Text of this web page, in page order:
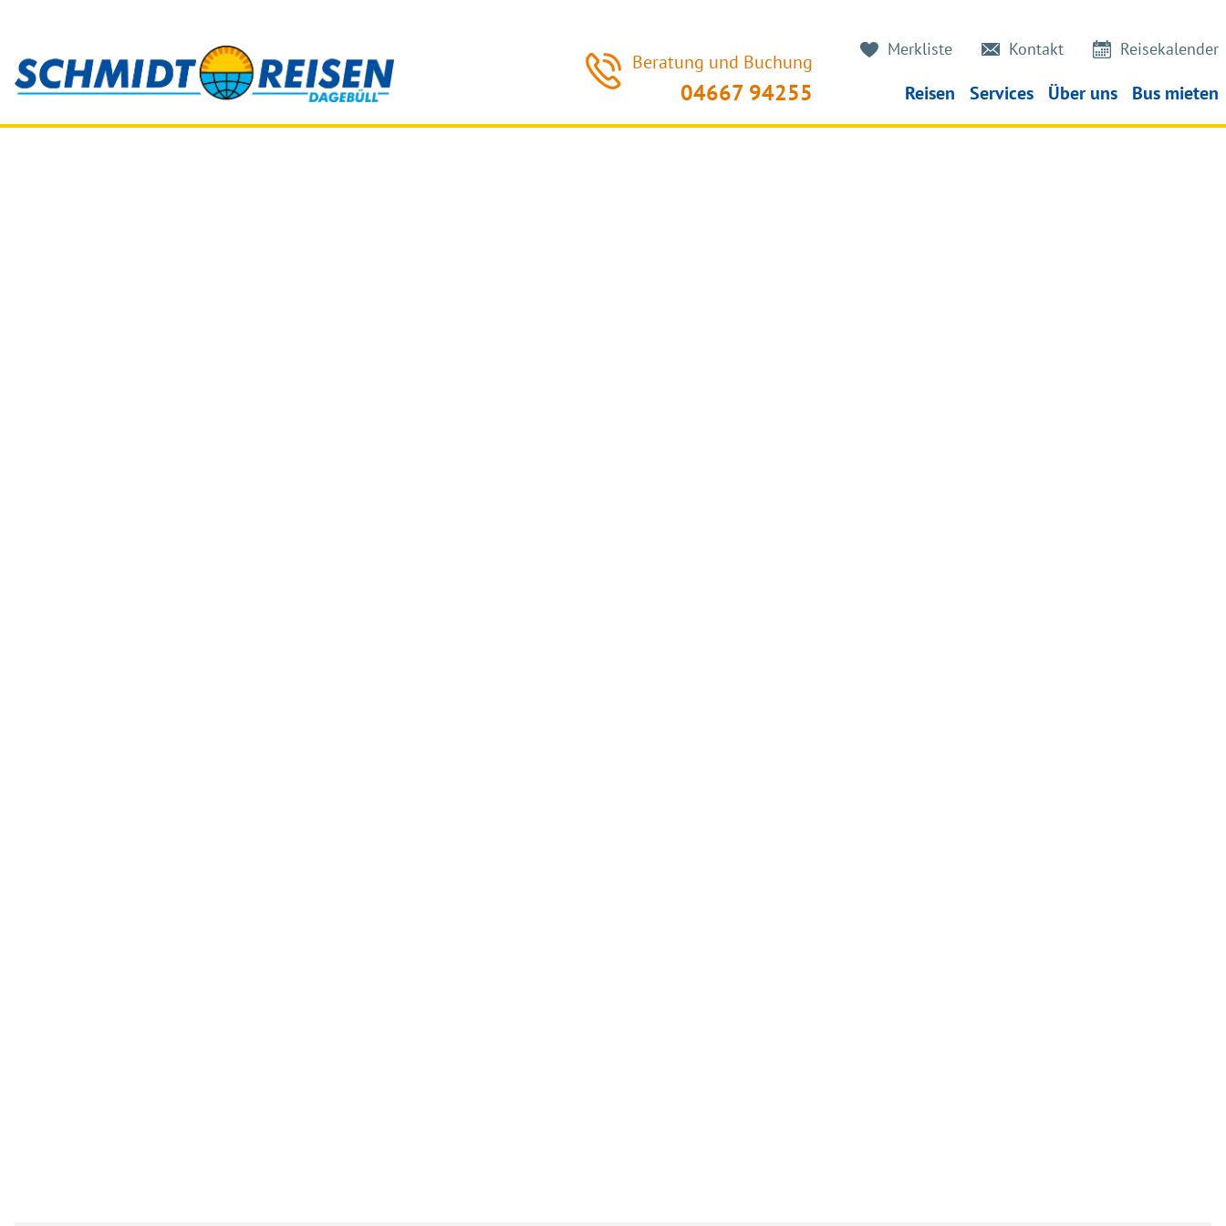
Beratung und Buchung
04667 94255 Reisen Services Über uns Bus mieten
Merkliste Kontakt Reisekalender